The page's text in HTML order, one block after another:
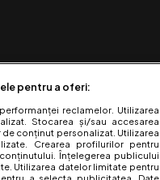
pentru a oferi:
reclamelor. Utilizarea
Stocarea și/sau accesarea
conținut personalizat. Utilizarea
Crearea profilurilor pentru
Înțelegerea publicului
Utilizarea datelor limitate pentru